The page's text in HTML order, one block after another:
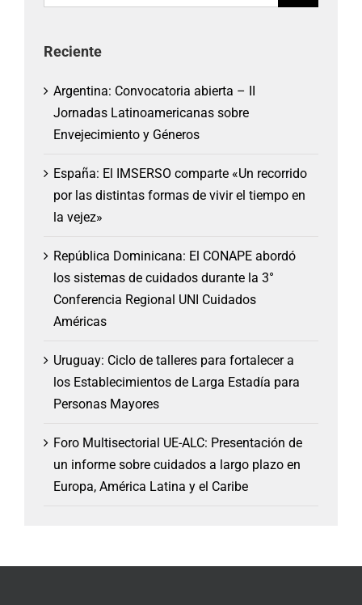
Reciente
Argentina: Convocatoria abierta – II
Jornadas Latinoamericanas sobre
Envejecimiento y Géneros
España: El IMSERSO comparte «Un recorrido
por las distintas formas de vivir el tiempo en
la vejez»
República Dominicana: El CONAPE abordó
los sistemas de cuidados durante la 3°
Conferencia Regional UNI Cuidados
Américas
Uruguay: Ciclo de talleres para fortalecer a
los Establecimientos de Larga Estadía para
Personas Mayores
Foro Multisectorial UE-ALC: Presentación de
un informe sobre cuidados a largo plazo en
Europa, América Latina y el Caribe